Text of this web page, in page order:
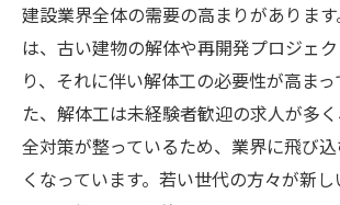
建設業界全体の需要の高まりがありま
は、古い建物の解体や再開発プロジェ
り、それに伴い解体工の必要性が高まっ
た、解体工は未経験者歓迎の求人が多
全対策が整っているため、業界に飛び
くなっています。若い世代の方々が新